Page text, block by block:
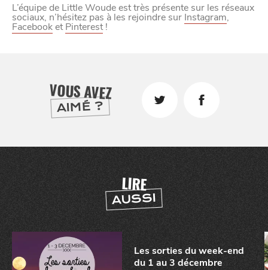
L’équipe de Little Woude est très présente sur les réseaux
sociaux, n’hésitez pas à les rejoindre sur Instagram,
FacebooketPinterest!
VOUS AVEZ
AIMÉ ?
LIRE
AUSSI
Les sorties du week-end
du 1 au 3 décembre